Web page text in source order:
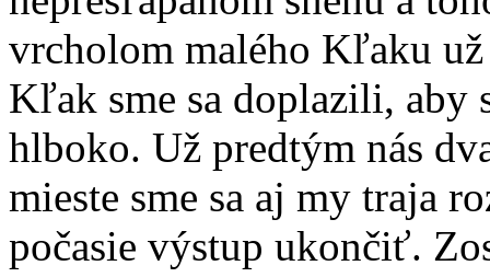
vrcholom malého Kľaku
Kľak sme sa doplazili, aby
hlboko. Už predtým nás
mieste sme sa aj my traja
počasie výstup ukončiť.